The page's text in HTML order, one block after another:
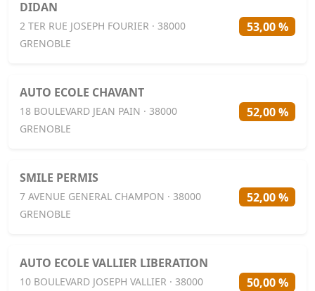
DIDAN
2 TER RUE JOSEPH FOURIER · 38000
GRENOBLE
53,00 %
AUTO ECOLE CHAVANT
18 BOULEVARD JEAN PAIN · 38000
GRENOBLE
52,00 %
SMILE PERMIS
7 AVENUE GENERAL CHAMPON · 38000
GRENOBLE
52,00 %
AUTO ECOLE VALLIER LIBERATION
10 BOULEVARD JOSEPH VALLIER · 38000
50,00 %